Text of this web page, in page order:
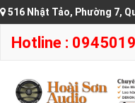
516 Nhật Tảo, Phường 7,
Hotline :